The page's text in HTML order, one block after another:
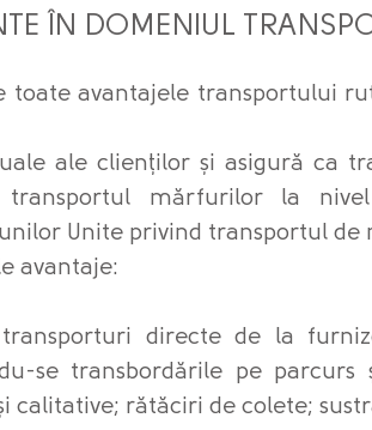
ÎN DOMENIUL
avantajele transportului
ale clienților și asigură ca
mărfurilor la
Unite privind transportul de
avantaje:
directe de la
se transbordările pe parcurs
rătăciri de colete;